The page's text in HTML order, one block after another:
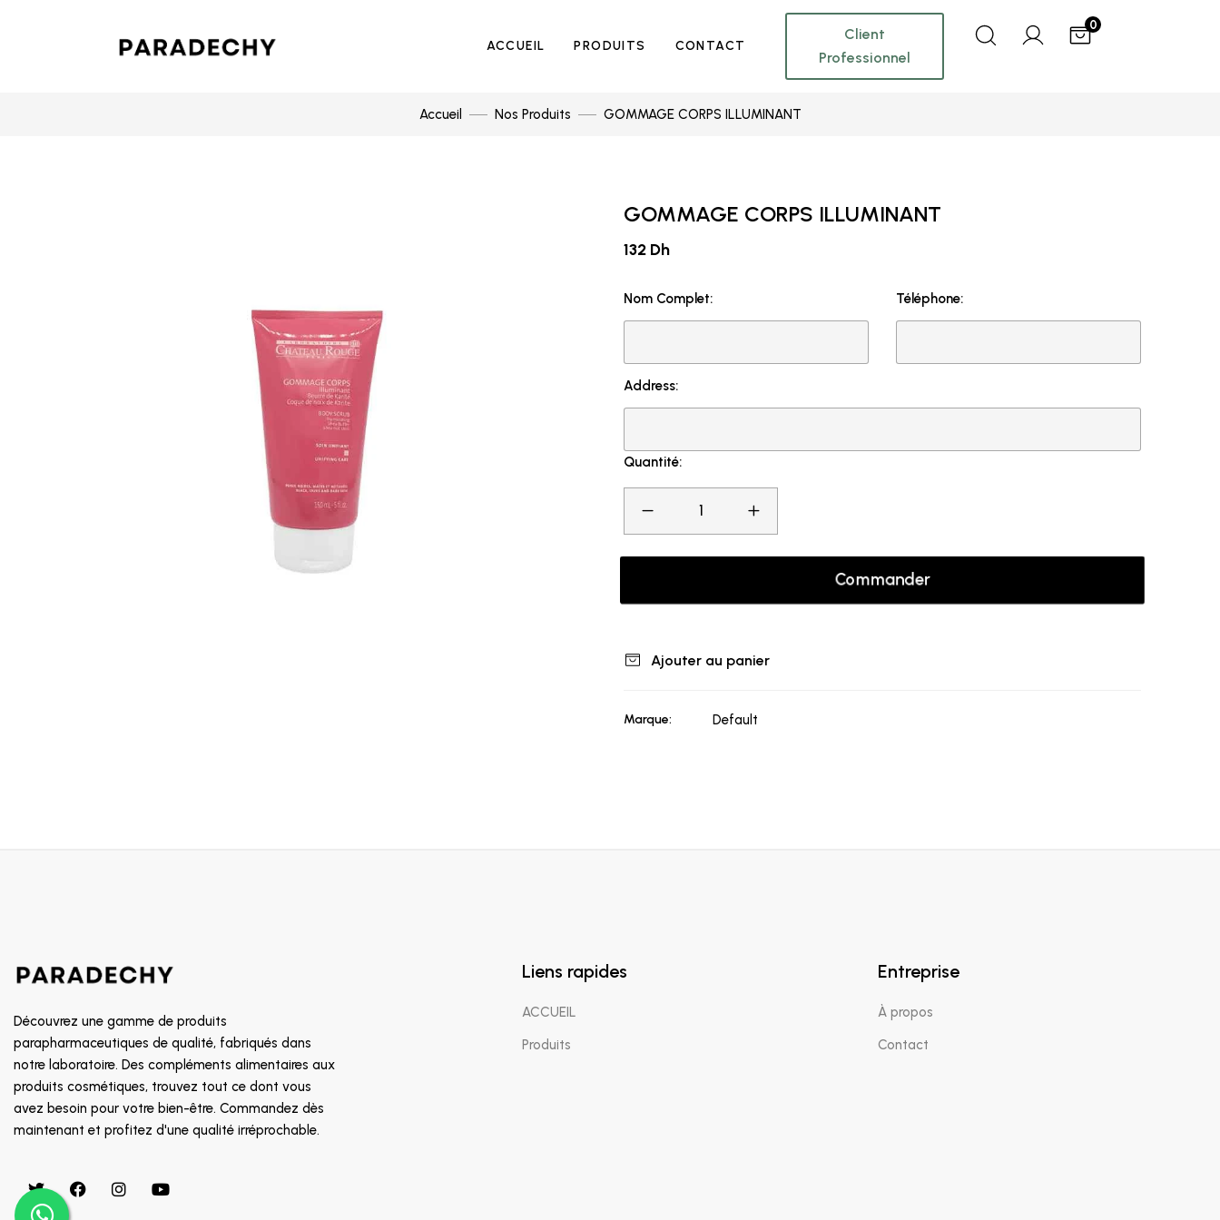
ACCUEIL PRODUITS CONTACT
Client
Professionnel
0
Accueil Nos Produits GOMMAGE CORPS ILLUMINANT
GOMMAGE CORPS ILLUMINANT
132 Dh
Nom Complet: Téléphone:
Address:
Quantité:
Commander
Ajouter au panier
Marque: Default
Découvrez une gamme de produits
parapharmaceutiques de qualité, fabriqués dans
notre laboratoire. Des compléments alimentaires aux
produits cosmétiques, trouvez tout ce dont vous
avez besoin pour votre bien-être. Commandez dès
maintenant et profitez d'une qualité irréprochable.
Liens rapides
ACCUEIL
Produits
Entreprise
À propos
Contact